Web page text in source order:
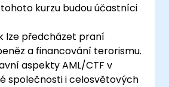
kurzu budou účastníci
lze předcházet praní
a financování terorismu.
aspekty AML/CTF v
společnosti i celosvětových